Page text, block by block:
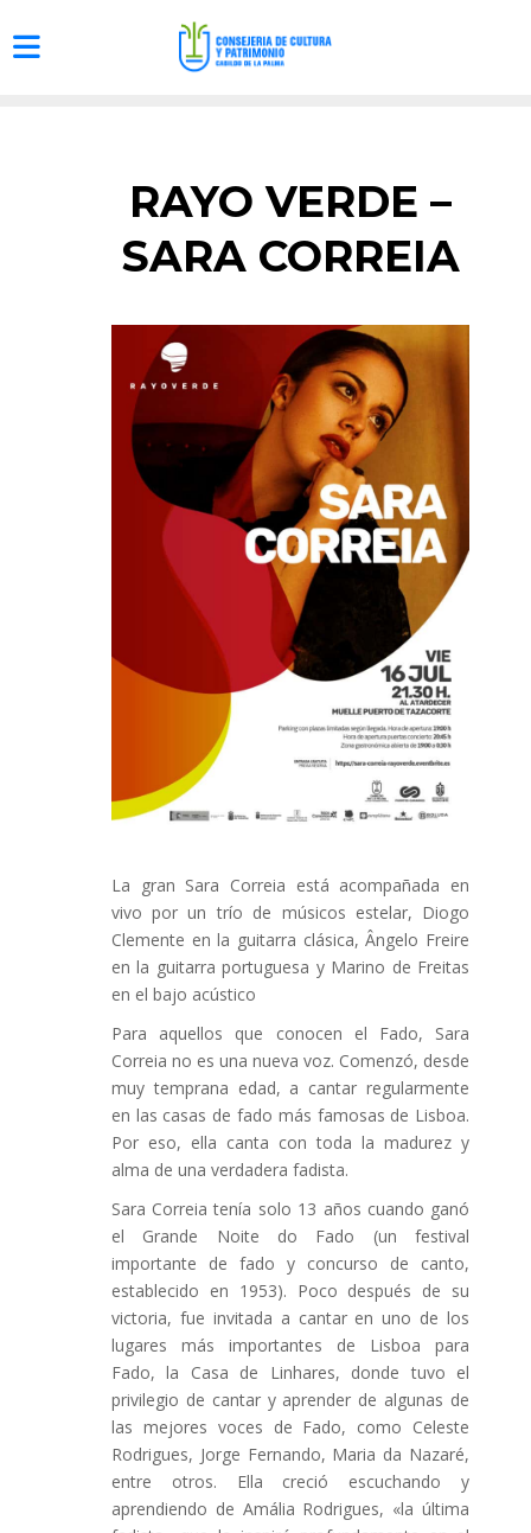
RAYO VERDE –
SARA CORREIA
La gran Sara Correia está acompañada en
vivo por un trío de músicos estelar, Diogo
Clemente en la guitarra clásica, Ângelo Freire
en la guitarra portuguesa y Marino de Freitas
en el bajo acústico
Para aquellos que conocen el Fado, Sara
Correia no es una nueva voz. Comenzó, desde
muy temprana edad, a cantar regularmente
en las casas de fado más famosas de Lisboa.
Por eso, ella canta con toda la madurez y
alma de una verdadera fadista.
Sara Correia tenía solo 13 años cuando ganó
el Grande Noite do Fado (un festival
importante de fado y concurso de canto,
establecido en 1953). Poco después de su
victoria, fue invitada a cantar en uno de los
lugares más importantes de Lisboa para
Fado, la Casa de Linhares, donde tuvo el
privilegio de cantar y aprender de algunas de
las mejores voces de Fado, como Celeste
Rodrigues, Jorge Fernando, Maria da Nazaré,
entre otros. Ella creció escuchando y
aprendiendo de Amália Rodrigues, «la última